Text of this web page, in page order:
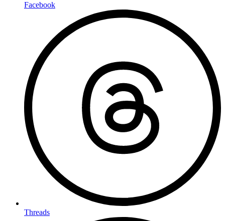
Facebook
Threads